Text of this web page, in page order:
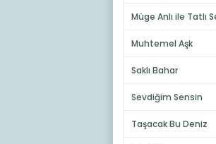
Müge Anlı ile Tatlı
Muhtemel Aşk
Saklı Bahar
Sevdiğim Sensin
Taşacak Bu Deniz